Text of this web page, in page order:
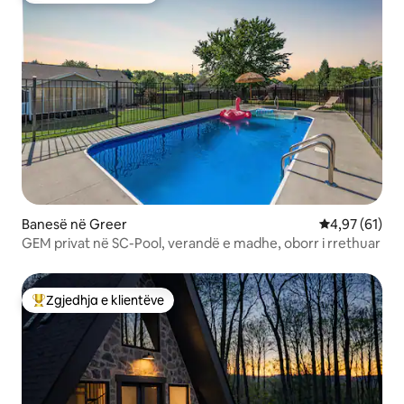
Banesë në Greer Vlerësimi
4,97 (61)
GEM privat në SC-Pool, verandë e madhe, oborr i rrethuar
Më të mirat e zgjedhjeve të klientëve
Zgjedhja e klientëve